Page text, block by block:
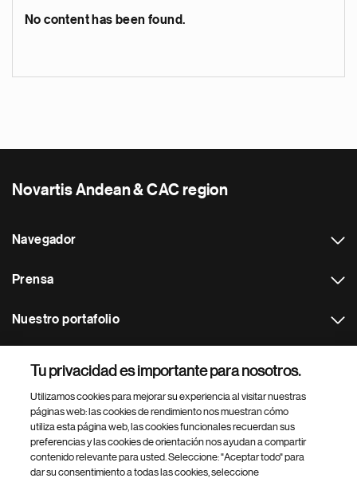
No content has been found.
Novartis Andean & CAC region
Navegador
Prensa
Nuestro portafolio
Footer Site Search
Tu privacidad es importante para nosotros.
Utilizamos cookies para mejorar su experiencia al visitar nuestras
páginas web: las cookies de rendimiento nos muestran cómo
utiliza esta página web, las cookies funcionales recuerdan sus
preferencias y las cookies de orientación nos ayudan a compartir
contenido relevante para usted. Seleccione: "Aceptar todo" para
dar su consentimiento a todas las cookies, seleccione